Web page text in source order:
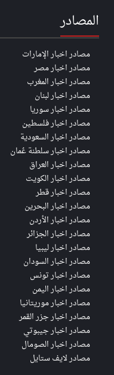
المصادر
مصادر اخبار الإمارات
مصادر اخبار مصر
مصادر اخبار المغرب
مصادر اخبار لبنان
مصادر اخبار سوريا
مصادر اخبار فلسطين
مصادر اخبار السعودية
مصادر اخبار سلطنة عُمان
مصادر اخبار العراق
مصادر اخبار الكويت
مصادر اخبار قطر
مصادر اخبار البحرين
مصادر اخبار الأردن
مصادر اخبار الجزائر
مصادر اخبار ليبيا
مصادر اخبار السودان
مصادر اخبار تونس
مصادر اخبار اليمن
مصادر اخبار موريتانيا
مصادر اخبار جزر القمر
مصادر اخبار جيبوتي
مصادر اخبار الصومال
مصادر لايف ستايل